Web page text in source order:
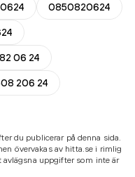
0850820624
06 24
206 24
du publicerar på denna sida.
övervakas av hitta.se i rimlig
uppgifter som inte är